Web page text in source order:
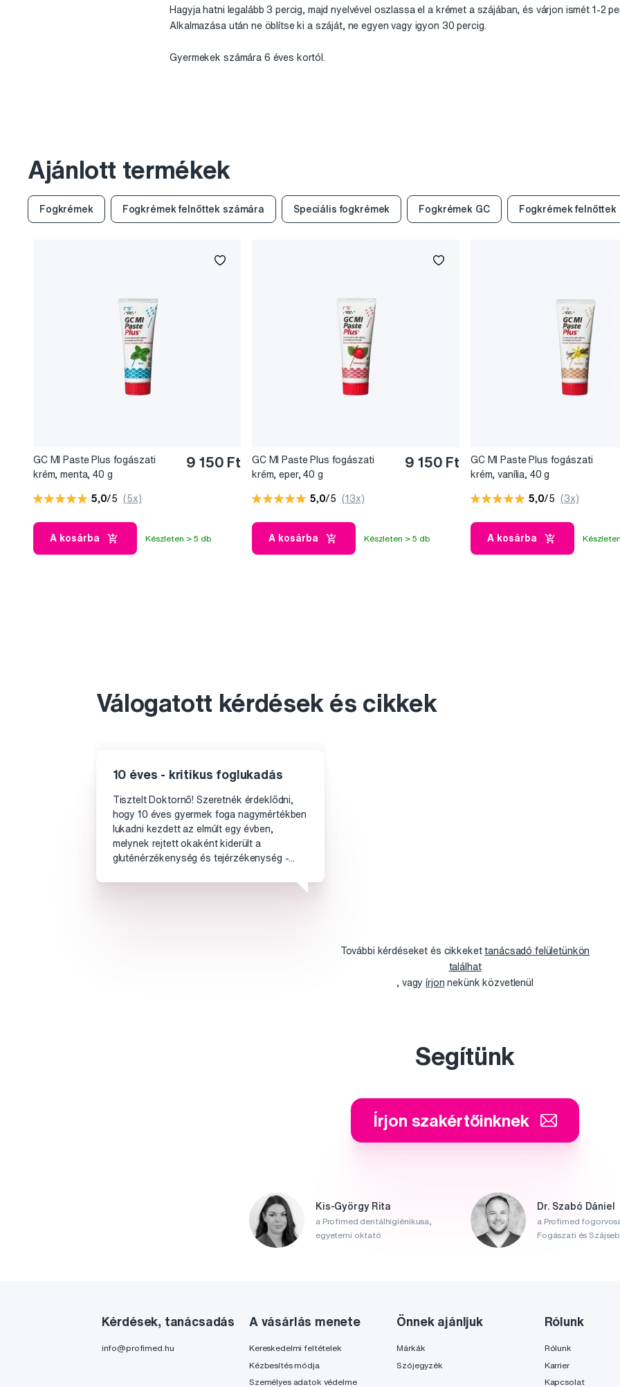
Hagyja hatni legalább 3 percig, majd nyelvével oszlassa el a krémet a szájában, és várjon ismét 1-2
Alkalmazása után ne öblítse ki a száját, ne egyen vagy igyon 30 percig.
Gyermekek számára 6 éves kortól.
Ajánlott termékek
Fogkrémek Fogkrémek felnőttek számára Speciális fogkrémek Fogkrémek GC Fogkrémek felnőttek
GC MI Paste Plus fogászati ​​
krém, menta, 40 g
9 150 Ft
5,0/5 (5x)
A kosárba Készleten > 5 db
GC MI Paste Plus fogászati ​​
krém, eper, 40 g
9 150 Ft
5,0/5 (13x)
A kosárba Készleten > 5 db
GC MI Paste Plus fogászati ​​
krém, vanília, 40 g
5,0/5 (3x)
A kosárba
Válogatott kérdések és cikkek
10 éves - kritikus foglukadás
Tisztelt Doktornő! Szeretnék érdeklődni,
hogy 10 éves gyermek foga nagymértékben
lukadni kezdett az elmúlt egy évben,
melynek rejtett okaként kiderült a
gluténérzékenység és tejérzékenység -...
További kérdéseket és cikkekettanácsadó felületünkön
találhat
, vagyírjon nekünk közvetlenül
Segítünk
Írjon szakértőinknek
Kis-György Rita
a Profimed dentálhigiénikusa,
egyetemi oktató
Dr. Szabó Dániel
a Profimed
Fogászati és
Kérdések, tanácsadás
info@profimed.hu
A vásárlás menete
Kereskedelmi feltételek
Kézbesítés módja
Személyes adatok védelme
Önnek ajánljuk
Márkák
Szójegyzék
Rólunk
Rólunk
Karrier
Kapcsolat